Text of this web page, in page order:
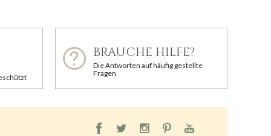
BRAUCHE HILFE?
Die Antworten auf häufig gestellte
Fragen